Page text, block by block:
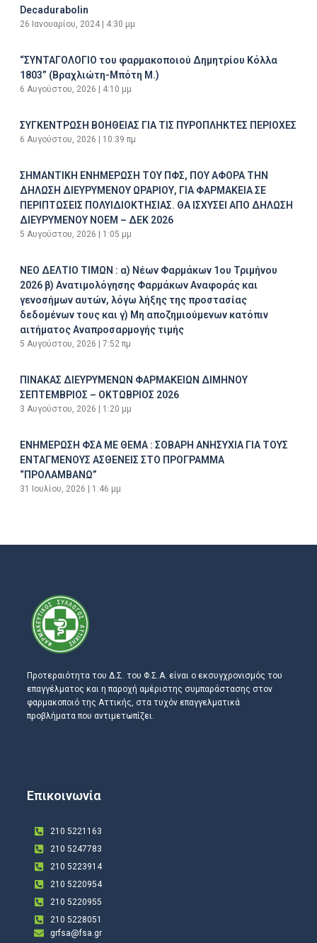
Decadurabolin
26 Ιανουαρίου, 2024 4:30 μμ
“ΣΥΝΤΑΓΟΛΟΓΙΟ του φαρμακοποιού Δημητρίου Κόλλα
1803” (Βραχλιώτη-Μπότη Μ.)
6 Αυγούστου, 2026 4:10 μμ
ΣΥΓΚΕΝΤΡΩΣΗ ΒΟΗΘΕΙΑΣ ΓΙΑ ΤΙΣ ΠΥΡΟΠΛΗΚΤΕΣ ΠΕΡΙΟΧΕΣ
6 Αυγούστου, 2026 10:39 πμ
ΣΗΜΑΝΤΙΚΗ ΕΝΗΜΕΡΩΣΗ ΤΟΥ ΠΦΣ, ΠΟΥ ΑΦΟΡΑ ΤΗΝ
ΔΗΛΩΣΗ ΔΙΕΥΡΥΜΕΝΟΥ ΩΡΑΡΙΟΥ, ΓΙΑ ΦΑΡΜΑΚΕΙΑ ΣΕ
ΠΕΡΙΠΤΩΣΕΙΣ ΠΟΛΥΙΔΙΟΚΤΗΣΙΑΣ. ΘΑ ΙΣΧΥΣΕΙ ΑΠΟ ΔΗΛΩΣΗ
ΔΙΕΥΡΥΜΕΝΟΥ ΝΟΕΜ – ΔΕΚ 2026
5 Αυγούστου, 2026 1:05 μμ
ΝΕΟ ΔΕΛΤΙΟ ΤΙΜΩΝ : α) Νέων Φαρμάκων 1ου Τριμήνου
2026 β) Ανατιμολόγησης Φαρμάκων Αναφοράς και
γενοσήμων αυτών, λόγω λήξης της προστασίας
δεδομένων τους και γ) Μη αποζημιούμενων κατόπιν
αιτήματος Αναπροσαρμογής τιμής
5 Αυγούστου, 2026 7:52 πμ
ΠΙΝΑΚΑΣ ΔΙΕΥΡΥΜΕΝΩΝ ΦΑΡΜΑΚΕΙΩΝ ΔΙΜΗΝΟΥ
ΣΕΠΤΕΜΒΡΙΟΣ – ΟΚΤΩΒΡΙΟΣ 2026
3 Αυγούστου, 2026 1:20 μμ
ΕΝΗΜΕΡΩΣΗ ΦΣΑ ΜΕ ΘΕΜΑ : ΣΟΒΑΡΗ ΑΝΗΣΥΧΙΑ ΓΙΑ ΤΟΥΣ
ΕΝΤΑΓΜΕΝΟΥΣ ΑΣΘΕΝΕΙΣ ΣΤΟ ΠΡΟΓΡΑΜΜΑ
“ΠΡΟΛΑΜΒΑΝΩ”
31 Ιουλίου, 2026 1:46 μμ
Προτεραιότητα του Δ.Σ. του Φ.Σ.Α. είναι ο εκσυγχρονισμός του
επαγγέλματος και η παροχή αμέριστης συμπαράστασης στον
φαρμακοποιό της Αττικής, στα τυχόν επαγγελματικά
προβλήματα που αντιμετωπίζει.
Επικοινωνία
210 5221163
210 5247783
210 5223914
210 5220954
210 5220955
210 5228051
grfsa@fsa.gr